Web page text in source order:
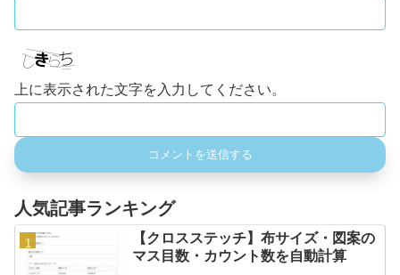
上に表示された文字を入力してください。
人気記事ランキング
【クロスステッチ】布サイズ・図案の
マス目数・カウント数を自動計算